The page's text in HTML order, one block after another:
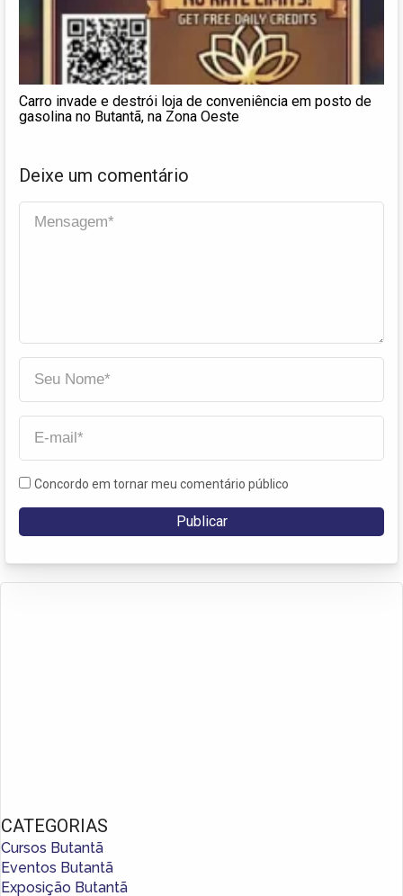
Carro invade e destrói loja de conveniência em posto de
gasolina no Butantã, na Zona Oeste
Deixe um comentário
Concordo em tornar meu comentário público
CATEGORIAS
Cursos Butantã
Eventos Butantã
Exposição Butantã